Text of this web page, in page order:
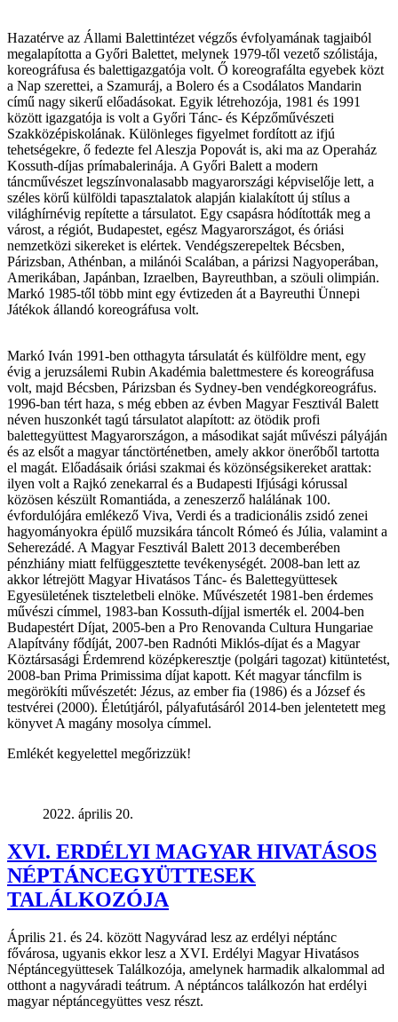
Hazatérve az Állami Balettintézet végzős évfolyamának tagjaiból
megalapította a Győri Balettet, melynek 1979-től vezető szólistája,
koreográfusa és balettigazgatója volt. Ő koreografálta egyebek közt
a Nap szerettei, a Szamuráj, a Bolero és a Csodálatos Mandarin
című nagy sikerű előadásokat. Egyik létrehozója, 1981 és 1991
között igazgatója is volt a Győri Tánc- és Képzőművészeti
Szakközépiskolának. Különleges figyelmet fordított az ifjú
tehetségekre, ő fedezte fel Aleszja Popovát is, aki ma az Operaház
Kossuth-díjas prímabalerinája. A Győri Balett a modern
táncművészet legszínvonalasabb magyarországi képviselője lett, a
széles körű külföldi tapasztalatok alapján kialakított új stílus a
világhírnévig repítette a társulatot. Egy csapásra hódították meg a
várost, a régiót, Budapestet, egész Magyarországot, és óriási
nemzetközi sikereket is elértek. Vendégszerepeltek Bécsben,
Párizsban, Athénban, a milánói Scalában, a párizsi Nagyoperában,
Amerikában, Japánban, Izraelben, Bayreuthban, a szöuli olimpián.
Markó 1985-től több mint egy évtizeden át a Bayreuthi Ünnepi
Játékok állandó koreográfusa volt.
Markó Iván 1991-ben otthagyta társulatát és külföldre ment, egy
évig a jeruzsálemi Rubin Akadémia balettmestere és koreográfusa
volt, majd Bécsben, Párizsban és Sydney-ben vendégkoreográfus.
1996-ban tért haza, s még ebben az évben Magyar Fesztivál Balett
néven huszonkét tagú társulatot alapított: az ötödik profi
balettegyüttest Magyarországon, a másodikat saját művészi pályáján
és az elsőt a magyar tánctörténetben, amely akkor önerőből tartotta
el magát. Előadásaik óriási szakmai és közönségsikereket arattak:
ilyen volt a Rajkó zenekarral és a Budapesti Ifjúsági kórussal
közösen készült Romantiáda, a zeneszerző halálának 100.
évfordulójára emlékező Viva, Verdi és a tradicionális zsidó zenei
hagyományokra épülő muzsikára táncolt Rómeó és Júlia, valamint a
Seherezádé. A Magyar Fesztivál Balett 2013 decemberében
pénzhiány miatt felfüggesztette tevékenységét. 2008-ban lett az
akkor létrejött Magyar Hivatásos Tánc- és Balettegyüttesek
Egyesületének tiszteletbeli elnöke. Művészetét 1981-ben érdemes
művészi címmel, 1983-ban Kossuth-díjjal ismerték el. 2004-ben
Budapestért Díjat, 2005-ben a Pro Renovanda Cultura Hungariae
Alapítvány fődíját, 2007-ben Radnóti Miklós-díjat és a Magyar
Köztársasági Érdemrend középkeresztje (polgári tagozat) kitüntetést,
2008-ban Prima Primissima díjat kapott. Két magyar táncfilm is
megörökíti művészetét: Jézus, az ember fia (1986) és a József és
testvérei (2000). Életútjáról, pályafutásáról 2014-ben jelentetett meg
könyvet A magány mosolya címmel.
Emlékét kegyelettel megőrizzük!
2022. április 20.
XVI. ERDÉLYI MAGYAR HIVATÁSOS
NÉPTÁNCEGYÜTTESEK
TALÁLKOZÓJA
Április 21. és 24. között Nagyvárad lesz az erdélyi néptánc
fővárosa, ugyanis ekkor lesz a XVI. Erdélyi Magyar Hivatásos
Néptáncegyüttesek Találkozója, amelynek harmadik alkalommal ad
otthont a nagyváradi teátrum. A néptáncos találkozón hat erdélyi
magyar néptáncegyüttes vesz részt.